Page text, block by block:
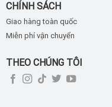
CHÍNH SÁCH
Giao hàng toàn quốc
Miễn phí vận chuyển
THEO CHÚNG TÔI